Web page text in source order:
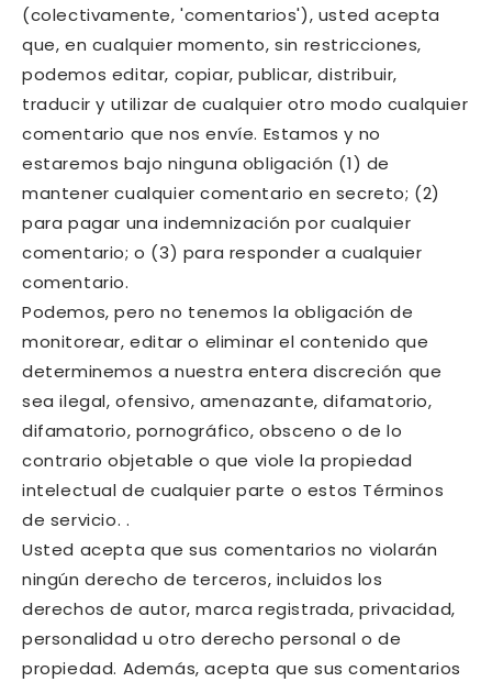
(colectivamente, 'comentarios'), usted acepta
que, en cualquier momento, sin restricciones,
podemos editar, copiar, publicar, distribuir,
traducir y utilizar de cualquier otro modo cualquier
comentario que nos envíe. Estamos y no
estaremos bajo ninguna obligación (1) de
mantener cualquier comentario en secreto; (2)
para pagar una indemnización por cualquier
comentario; o (3) para responder a cualquier
comentario.
Podemos, pero no tenemos la obligación de
monitorear, editar o eliminar el contenido que
determinemos a nuestra entera discreción que
sea ilegal, ofensivo, amenazante, difamatorio,
difamatorio, pornográfico, obsceno o de lo
contrario objetable o que viole la propiedad
intelectual de cualquier parte o estos Términos
de servicio. .
Usted acepta que sus comentarios no violarán
ningún derecho de terceros, incluidos los
derechos de autor, marca registrada, privacidad,
personalidad u otro derecho personal o de
propiedad. Además, acepta que sus comentarios